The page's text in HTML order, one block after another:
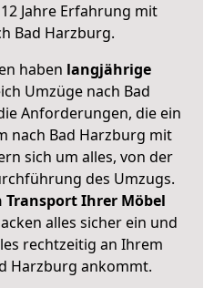
Jahre Erfahrung mit
Bad Harzburg.
haben langjährige
Umzüge nach Bad
Anforderungen, die ein
nach Bad Harzburg mit
sich um alles, von der
des Umzugs.
Transport Ihrer Möbel
alles sicher ein und
rechtzeitig an Ihrem
Harzburg ankommt.